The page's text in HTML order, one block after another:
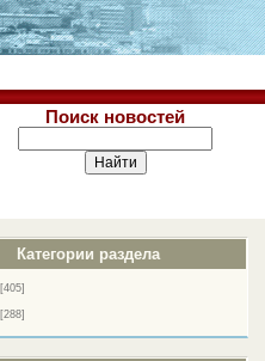
Поиск новостей
Категории раздела
[405]
[288]